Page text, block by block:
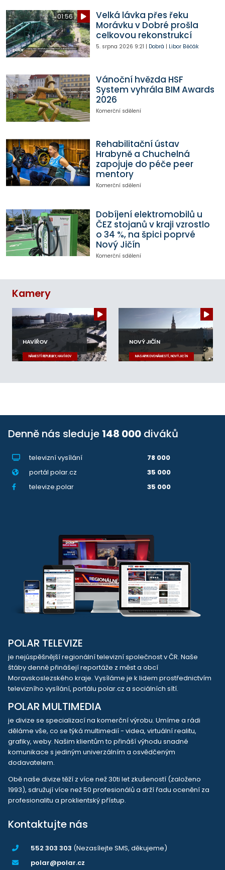
01:56
Velká lávka přes řeku
Morávku v Dobré prošla
celkovou rekonstrukcí
5. srpna 2026 9:21 | Dobrá | Libor Běčák
Vánoční hvězda HSF
System vyhrála BIM Awards
2026
Komerční sdělení
Rehabilitační ústav
Hrabyně a Chuchelná
zapojuje do péče peer
mentory
Komerční sdělení
Dobíjení elektromobilů u
ČEZ stojanů v kraji vzrostlo
o 34 %, na špici poprvé
Nový Jičín
Komerční sdělení
Kamery
HAVÍŘOV
NÁMĚSTÍ REPUBLIKY, HAVÍŘOV
NOVÝ JIČÍN
MASARYKOVO NÁMĚSTÍ, NOVÝ JIČÍN
Denně nás sleduje 148 000 diváků
televizní vysílání
78 000
portál polar.cz
35 000
televize.polar
35 000
POLAR TELEVIZE
je nejúspěšnější regionální televizní společnost v ČR. Naše
štáby denně přinášejí reportáže z měst a obcí
Moravskoslezského kraje. Vysíláme je k lidem prostřednictvím
televizního vysílání, portálu polar.cz a sociálních sítí.
POLAR MULTIMEDIA
je divize se specializací na komerční výrobu. Umíme a rádi
děláme vše, co se týká multimedií - videa, virtuální realitu,
grafiky, weby. Našim klientům to přináší výhodu snadné
komunikace s jediným univerzálním a osvědčeným
dodavatelem.
Obě naše divize těží z více než 30ti let zkušeností (založeno
1993), sdružují více než 50 profesionálů a drží řadu ocenění za
profesionalitu a proklientský přístup.
Kontaktujte nás
552 303 303 (Nezasílejte SMS, děkujeme)
polar@polar.cz